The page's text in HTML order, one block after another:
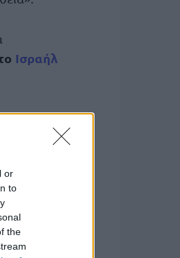
or
to
the
Ισραήλ